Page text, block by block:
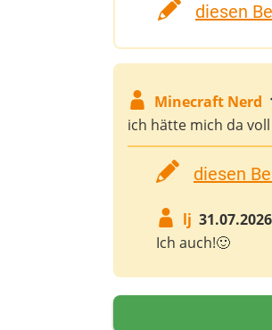
diesen
Minecraft Nerd
ich hätte mich da
diesen
lj 31.07.2026
Ich auch!🙂